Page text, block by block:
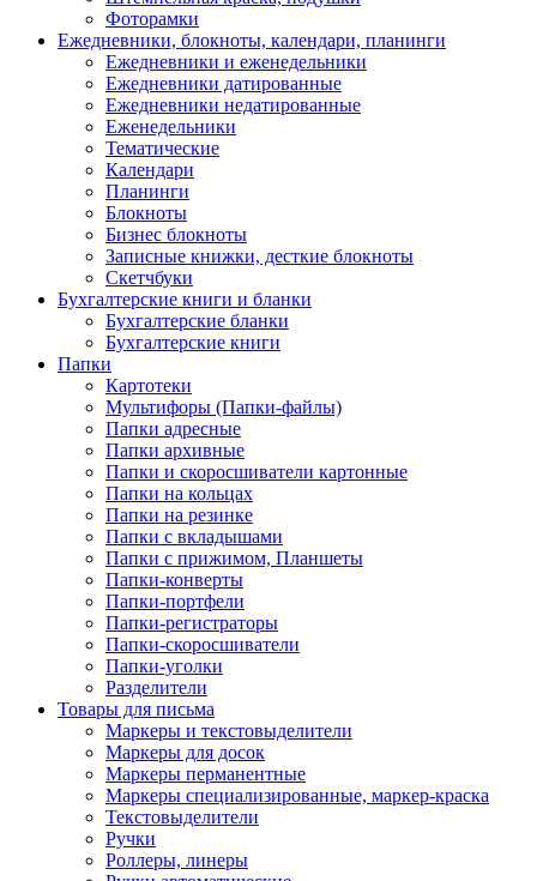
Фоторамки
Ежедневники, блокноты, календари, планинги
Ежедневники и еженедельники
Ежедневники датированные
Ежедневники недатированные
Еженедельники
Тематические
Календари
Планинги
Блокноты
Бизнес блокноты
Записные книжки, десткие блокноты
Скетчбуки
Бухгалтерские книги и бланки
Бухгалтерские бланки
Бухгалтерские книги
Папки
Картотеки
Мультифоры (Папки-файлы)
Папки адресные
Папки архивные
Папки и скоросшиватели картонные
Папки на кольцах
Папки на резинке
Папки с вкладышами
Папки с прижимом, Планшеты
Папки-конверты
Папки-портфели
Папки-регистраторы
Папки-скоросшиватели
Папки-уголки
Разделители
Товары для письма
Маркеры и текстовыделители
Маркеры для досок
Маркеры перманентные
Маркеры специализированные, маркер-краска
Текстовыделители
Ручки
Роллеры, линеры